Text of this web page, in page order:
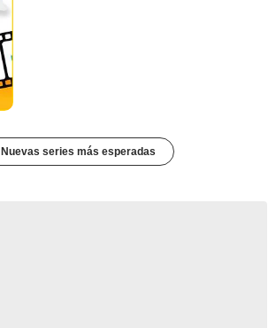
Nuevas series más esperadas